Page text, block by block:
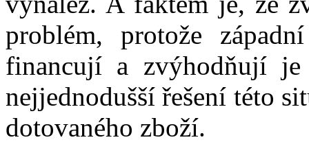
problém, protože
financují a zvýhodňují je
nejjednodušší řešení této
dotovaného zboží.